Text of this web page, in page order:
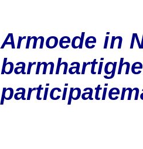
Armoede in